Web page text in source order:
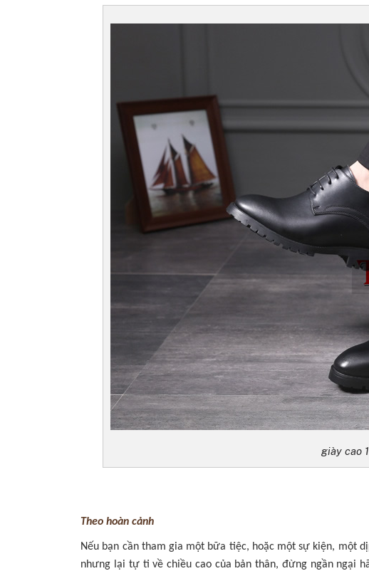
giày cao
Theo hoàn cảnh
Nếu bạn cần tham gia một bữa tiệc, hoặc một sự kiện, một
nhưng lại tự ti về chiều cao của bản thân, đừng ngần ngại